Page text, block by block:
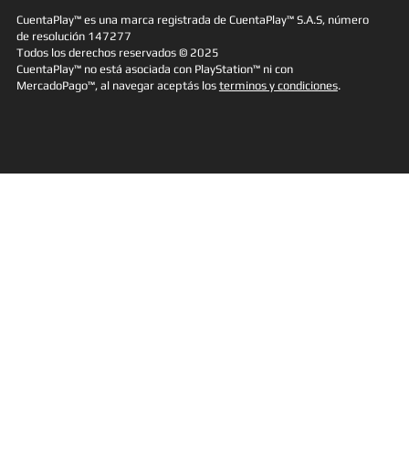
CuentaPlay™ es una marca registrada de CuentaPlay™ S.A.S, número
de resolución 147277
Todos los derechos reservados © 2025
CuentaPlay™ no está asociada con PlayStation™ ni con
MercadoPago™, al navegar aceptás los terminos y condiciones.